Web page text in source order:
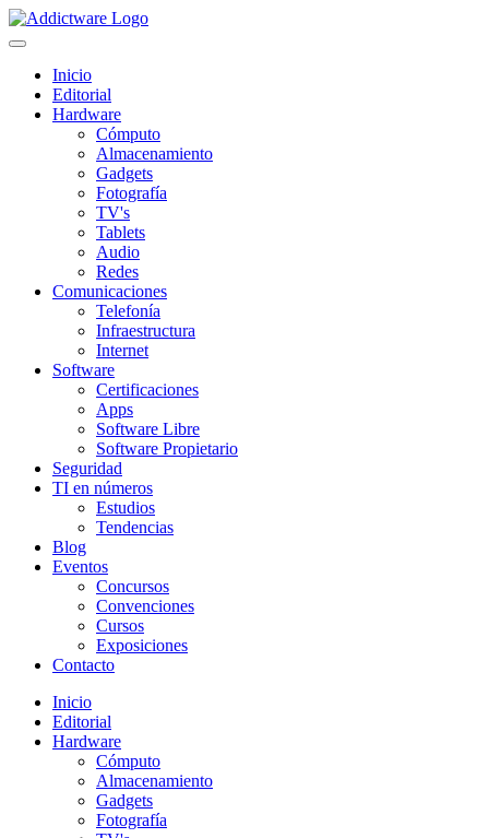
Inicio
Editorial
Hardware
Cómputo
Almacenamiento
Gadgets
Fotografía
TV's
Tablets
Audio
Redes
Comunicaciones
Telefonía
Infraestructura
Internet
Software
Certificaciones
Apps
Software Libre
Software Propietario
Seguridad
TI en números
Estudios
Tendencias
Blog
Eventos
Concursos
Convenciones
Cursos
Exposiciones
Contacto
Inicio
Editorial
Hardware
Cómputo
Almacenamiento
Gadgets
Fotografía